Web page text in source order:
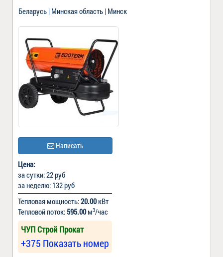
Беларусь | Минская область | Минск
Написать
Цена:
за сутки: 22 руб
за неделю: 132 руб
Тепловая мощность:20.00кВт
Тепловой поток: 595.00м3/час
ЧУП Строй Прокат
+375 Показать номер